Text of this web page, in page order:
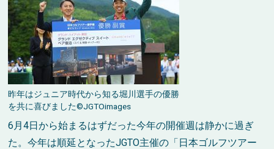
昨年はジュニア時代から知る堀川選手の優勝
を共に喜びました©JGTOimages
6月4日から始まるはずだった今年の開催週は静かに過ぎ
た。今年は順延となったJGTO主催の「日本ゴルフツアー